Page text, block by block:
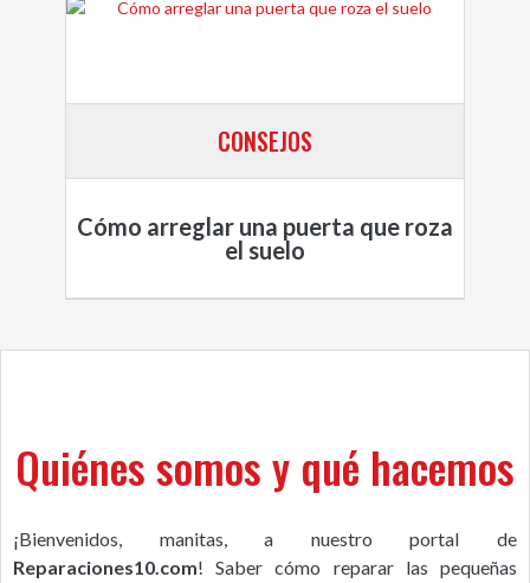
CONSEJOS
Cómo arreglar una puerta que roza
el suelo
Quiénes somos y qué hacemos
¡Bienvenidos, manitas, a nuestro portal de
Reparaciones10.com! Saber cómo reparar las pequeñas